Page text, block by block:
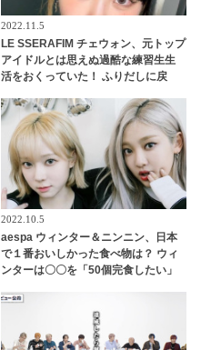
2022.11.5
LE SSERAFIM チェウォン、元トップ
アイドルとは思えぬ過酷な練習生生
活をおくっていた！ ふりだしに戻
「ずいぶん苦労したんだね」
2022.10.5
aespa ウィンター＆ニンニン、日本
で１番おいしかった食べ物は？ ウィ
ンターは〇〇を「50個完食したい」
ない日本食とは？